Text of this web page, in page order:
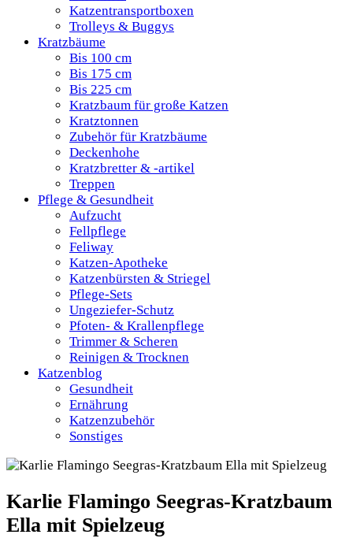
Katzentransportboxen
Trolleys & Buggys
Kratzbäume
Bis 100 cm
Bis 175 cm
Bis 225 cm
Kratzbaum für große Katzen
Kratztonnen
Zubehör für Kratzbäume
Deckenhohe
Kratzbretter & -artikel
Treppen
Pflege & Gesundheit
Aufzucht
Fellpflege
Feliway
Katzen-Apotheke
Katzenbürsten & Striegel
Pflege-Sets
Ungeziefer-Schutz
Pfoten- & Krallenpflege
Trimmer & Scheren
Reinigen & Trocknen
Katzenblog
Gesundheit
Ernährung
Katzenzubehör
Sonstiges
Karlie Flamingo Seegras-Kratzbaum
Ella mit Spielzeug